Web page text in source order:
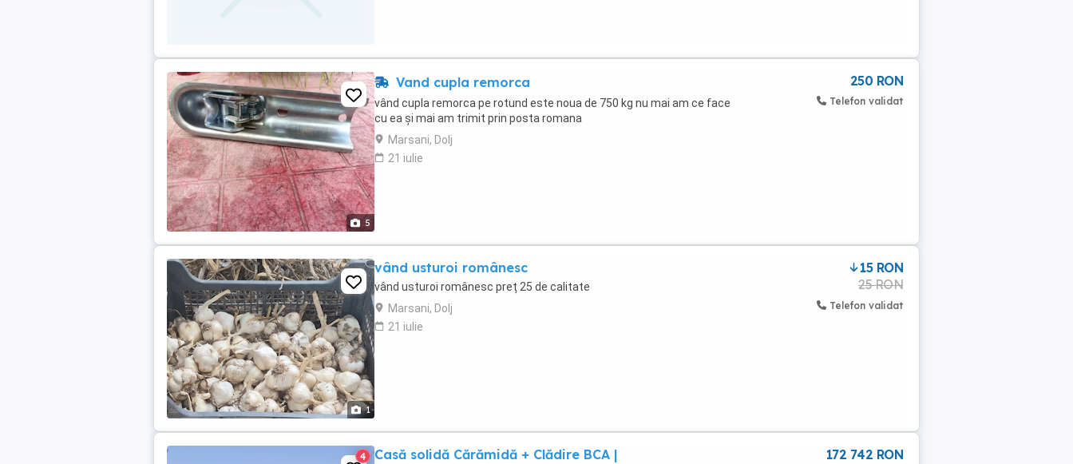
5
Vand cupla remorca
vând cupla remorca pe rotund este noua de 750 kg nu mai am ce face
cu ea și mai am trimit prin posta romana
Marsani, Dolj
21 iulie
250 RON
Telefon validat
1
vând usturoi românesc
vând usturoi românesc preț 25 de calitate
Marsani, Dolj
21 iulie
15 RON
25 RON
Telefon validat
4 Casă solidă Cărămidă + Clădire BCA | 172 742 RON